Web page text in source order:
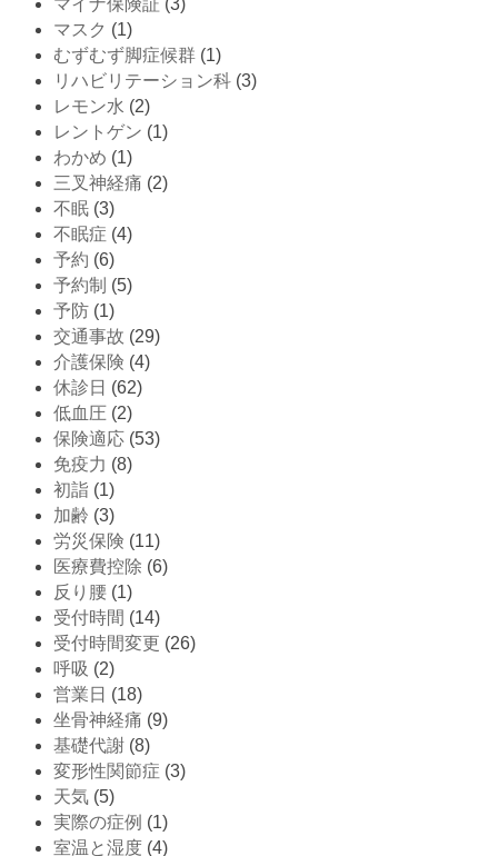
マスク (1)
むずむず脚症候群 (1)
リハビリテーション科 (3)
レモン水 (2)
レントゲン (1)
わかめ (1)
三叉神経痛 (2)
不眠 (3)
不眠症 (4)
予約 (6)
予約制 (5)
予防 (1)
交通事故 (29)
介護保険 (4)
休診日 (62)
低血圧 (2)
保険適応 (53)
免疫力 (8)
初詣 (1)
加齢 (3)
労災保険 (11)
医療費控除 (6)
反り腰 (1)
受付時間 (14)
受付時間変更 (26)
呼吸 (2)
営業日 (18)
坐骨神経痛 (9)
基礎代謝 (8)
変形性関節症 (3)
天気 (5)
実際の症例 (1)
室温と湿度 (4)